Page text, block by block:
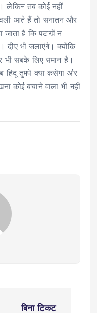
लेकिन तब कोई नहीं
आते हैं तो सनातन और
जाता है कि पटाखें न
भी जलाएंगे। क्योंकि
भी सबके लिए समान है।
हिंदू तुमपे क्या कसेगा और
कोई बचाने वाला भी नहीं
बिना टिकट